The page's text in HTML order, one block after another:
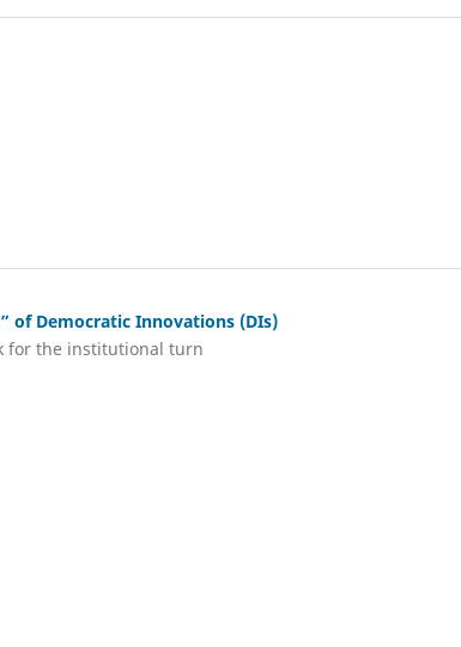
of Democratic Innovations (DIs)
for the institutional turn